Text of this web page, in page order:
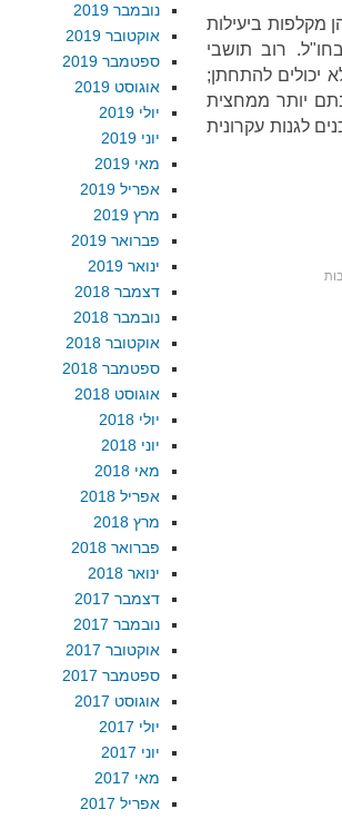
מקלפות ביעילות
רוב תושבי
יכולים להתחתן;
יותר ממחצית
לגנות עקרונית
נובמבר 2019
אוקטובר 2019
ספטמבר 2019
אוגוסט 2019
יולי 2019
יוני 2019
מאי 2019
אפריל 2019
מרץ 2019
פברואר 2019
ינואר 2019
דצמבר 2018
נובמבר 2018
אוקטובר 2018
ספטמבר 2018
אוגוסט 2018
יולי 2018
יוני 2018
מאי 2018
אפריל 2018
מרץ 2018
פברואר 2018
ינואר 2018
דצמבר 2017
נובמבר 2017
אוקטובר 2017
ספטמבר 2017
אוגוסט 2017
יולי 2017
יוני 2017
מאי 2017
אפריל 2017